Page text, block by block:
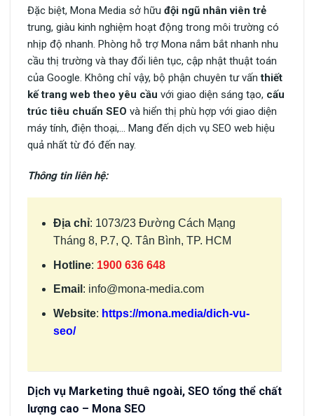
Đặc biệt, Mona Media sở hữu đội ngũ nhân viên trẻ
trung, giàu kinh nghiệm hoạt động trong môi trường có
nhịp độ nhanh. Phòng hỗ trợ Mona nắm bắt nhanh nhu
cầu thị trường và thay đổi liên tục, cập nhật thuật toán
của Google. Không chỉ vậy, bộ phận chuyên tư vấnthiết
kế trang web theo yêu cầu với giao diện sáng tạo, cấu
trúc tiêu chuẩn SEO và hiển thị phù hợp với giao diện
máy tính, điện thoại,… Mang đến dịch vụ SEO web hiệu
quả nhất từ đó đến nay.
Thông tin liên hệ:
Địa chỉ: 1073/23 Đường Cách Mạng
Tháng 8, P.7, Q. Tân Bình, TP. HCM
Hotline: 1900 636 648
Email : info@mona-media.com
Website: https://mona.media/dich-vu-
seo/
Dịch vụ Marketing thuê ngoài, SEO tổng thể chất
lượng cao – Mona SEO